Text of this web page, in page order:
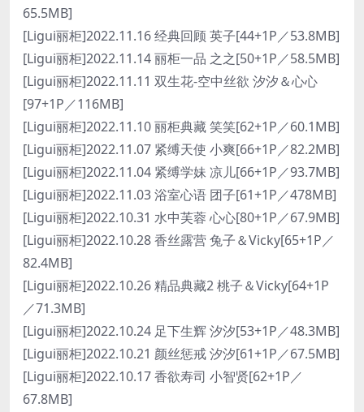
65.5MB]
[Ligui丽柜]2022.11.16 经典回顾 英子[44+1P／53.8MB]
[Ligui丽柜]2022.11.14 丽柜一品 之之[50+1P／58.5MB]
[Ligui丽柜]2022.11.11 双生花-空中丝欲 汐汐＆心心
[97+1P／116MB]
[Ligui丽柜]2022.11.10 丽柜典藏 笑笑[62+1P／60.1MB]
[Ligui丽柜]2022.11.07 紧缚天使 小爽[66+1P／82.2MB]
[Ligui丽柜]2022.11.04 紧缚学妹 凉儿[66+1P／93.7MB]
[Ligui丽柜]2022.11.03 浴室心语 团子[61+1P／478MB]
[Ligui丽柜]2022.10.31 水中芙蓉 心心[80+1P／67.9MB]
[Ligui丽柜]2022.10.28 香丝露营 兔子＆Vicky[65+1P／
82.4MB]
[Ligui丽柜]2022.10.26 精品典藏2 桃子＆Vicky[64+1P
／71.3MB]
[Ligui丽柜]2022.10.24 足下生辉 汐汐[53+1P／48.3MB]
[Ligui丽柜]2022.10.21 颜丝惩戒 汐汐[61+1P／67.5MB]
[Ligui丽柜]2022.10.17 香欲寿司 小智贤[62+1P／
67.8MB]